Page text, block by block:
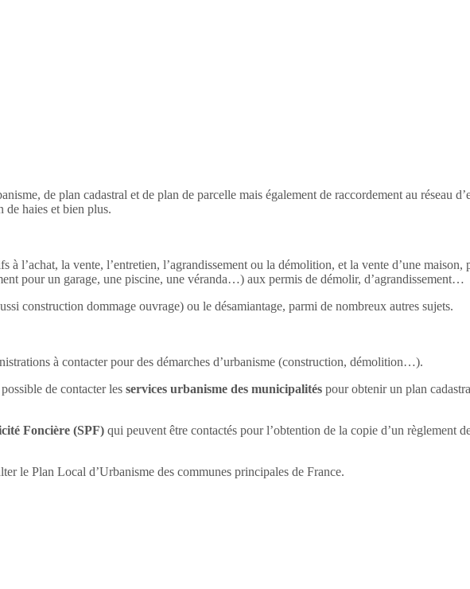
de plan cadastral et de plan de parcelle mais également de raccordement au réseau
de haies et bien plus.
à l’achat, la vente, l’entretien, l’agrandissement ou la démolition, et la vente d’une
pour un garage, une piscine, une véranda…) aux permis de démolir, d’agrandissement…
construction dommage ouvrage) ou le désamiantage, parmi de nombreux autres sujets.
à contacter pour des démarches d’urbanisme (construction, démolition…).
de contacter les services urbanisme des municipalités pour obtenir un plan
Foncière (SPF) qui peuvent être contactés pour l’obtention de la copie d’un règlement
le Plan Local d’Urbanisme des communes principales de France.